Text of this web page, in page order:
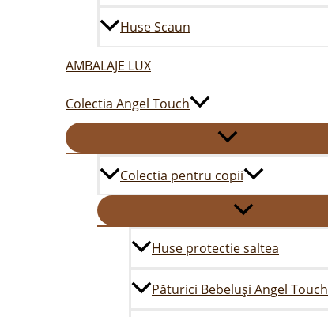
Huse Scaun
AMBALAJE LUX
Colectia Angel Touch
Colectia pentru copii
Huse protectie saltea
Păturici Bebeluși Angel Touch